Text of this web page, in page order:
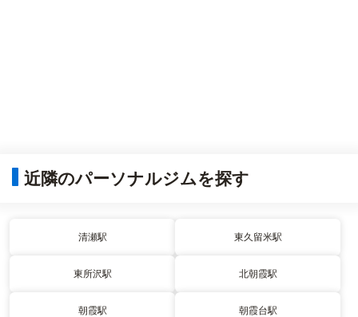
近隣のパーソナルジムを探す
清瀬駅 東久留米駅
東所沢駅 北朝霞駅
朝霞駅 朝霞台駅